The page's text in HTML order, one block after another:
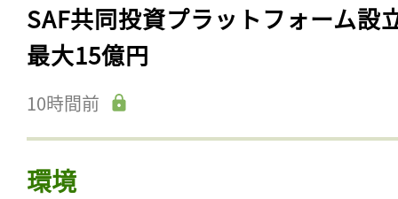
SAF共同投資プラットフォーム設
最大15億円
10時間前
環境